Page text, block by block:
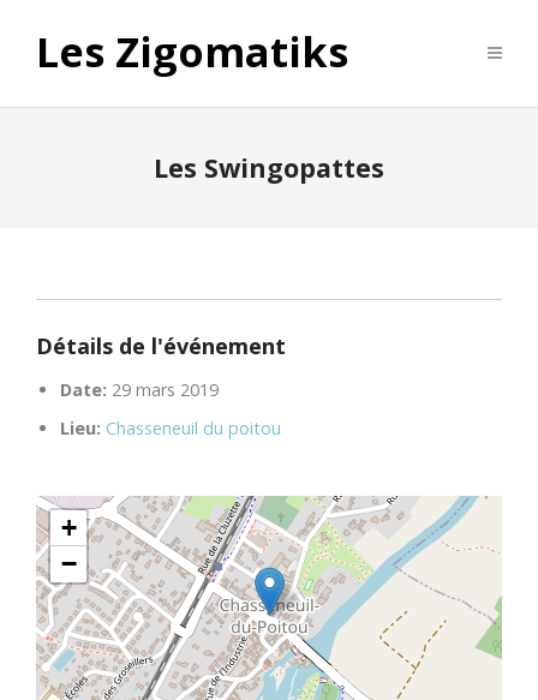
Les Zigomatiks
Les Swingopattes
Détails de l'événement
Date: 29 mars 2019
Lieu: Chasseneuil du poitou
+
−